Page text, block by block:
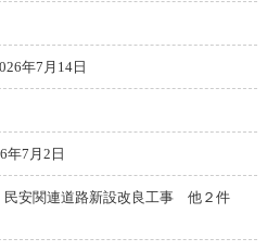
年7月14日
年7月2日
民安関連道路新設改良工事 他２件